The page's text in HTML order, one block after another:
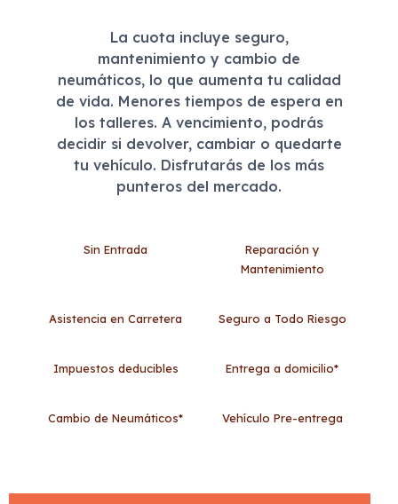
La cuota incluye seguro,
mantenimiento y cambio de
neumáticos, lo que aumenta tu calidad
de vida. Menores tiempos de espera en
los talleres. A vencimiento, podrás
decidir si devolver, cambiar o quedarte
tu vehículo. Disfrutarás de los más
punteros del mercado.
Sin Entrada
Reparación y
Mantenimiento
Asistencia en Carretera Seguro a Todo Riesgo
Impuestos deducibles Entrega a domicilio*
Cambio de Neumáticos* Vehículo Pre-entrega